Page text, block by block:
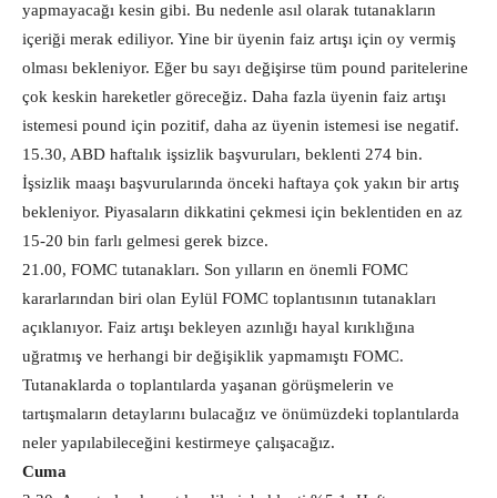
yapmayacağı kesin gibi. Bu nedenle asıl olarak tutanakların
içeriği merak ediliyor. Yine bir üyenin faiz artışı için oy vermiş
olması bekleniyor. Eğer bu sayı değişirse tüm pound paritelerine
çok keskin hareketler göreceğiz. Daha fazla üyenin faiz artışı
istemesi pound için pozitif, daha az üyenin istemesi ise negatif.
15.30, ABD haftalık işsizlik başvuruları, beklenti 274 bin.
İşsizlik maaşı başvurularında önceki haftaya çok yakın bir artış
bekleniyor. Piyasaların dikkatini çekmesi için beklentiden en az
15-20 bin farlı gelmesi gerek bizce.
21.00, FOMC tutanakları. Son yılların en önemli FOMC
kararlarından biri olan Eylül FOMC toplantısının tutanakları
açıklanıyor. Faiz artışı bekleyen azınlığı hayal kırıklığına
uğratmış ve herhangi bir değişiklik yapmamıştı FOMC.
Tutanaklarda o toplantılarda yaşanan görüşmelerin ve
tartışmaların detaylarını bulacağız ve önümüzdeki toplantılarda
neler yapılabileceğini kestirmeye çalışacağız.
Cuma